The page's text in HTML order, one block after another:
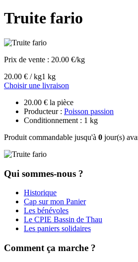
Truite fario
Prix de vente : 20.00 €/kg
20.00 € / kg1 kg
Choisir une livraison
20.00 € la pièce
Producteur : Poisson passion
Conditionnement : 1 kg
Produit commandable jusqu'à 0 jour(s)
Qui sommes-nous ?
Historique
Cap sur mon Panier
Les bénévoles
Le CPIE Bassin de Thau
Les paniers solidaires
Comment ça marche ?